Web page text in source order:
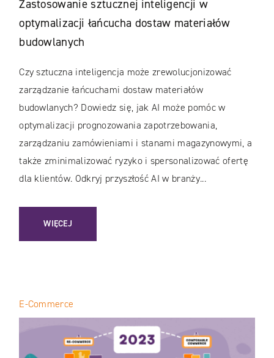
Zastosowanie sztucznej inteligencji w
optymalizacji łańcucha dostaw materiałów
budowlanych
Czy sztuczna inteligencja może zrewolucjonizować
zarządzanie łańcuchami dostaw materiałów
budowlanych? Dowiedz się, jak AI może pomóc w
optymalizacji prognozowania zapotrzebowania,
zarządzaniu zamówieniami i stanami magazynowymi, a
także zminimalizować ryzyko i spersonalizować ofertę
dla klientów. Odkryj przyszłość AI w branży...
WIĘCEJ
: ZASTOSOWANIE SZTUCZNEJ INTELIGENCJI W
E-Commerce